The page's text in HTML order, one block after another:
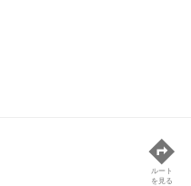
ルート
を見る